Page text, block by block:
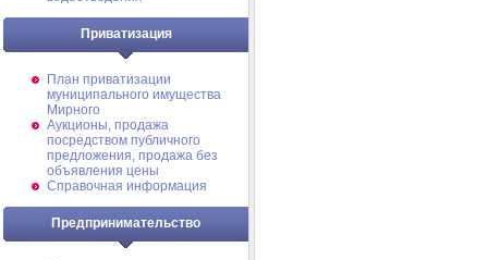
Приватизация
План приватизации
муниципального имущества
Мирного
Аукционы, продажа
посредством публичного
предложения, продажа без
объявления цены
Справочная информация
Предпринимательство